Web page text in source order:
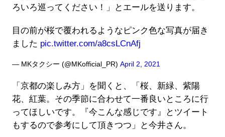
ろいろ巡ってください！」とエールを送ります。
目の前が桜で覆われるようなピンク色な写真が届き
ました pic.twitter.com/a8csLCnAfj
— MKタクシー (@MKofficial_PR) April 2, 2021
「京都の楽しみ方」を聞くと、「桜、新緑、紫陽
花、紅葉。その季節に合わせて一番良いところに行
ってほしいです。『今こんな感じです』とツイート
もするので参考にして頂きつつ」と今井さん。